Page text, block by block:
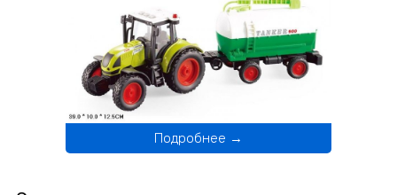
Подробнее →